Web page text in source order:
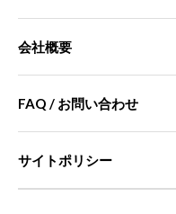
会社概要
FAQ / お問い合わせ
サイトポリシー